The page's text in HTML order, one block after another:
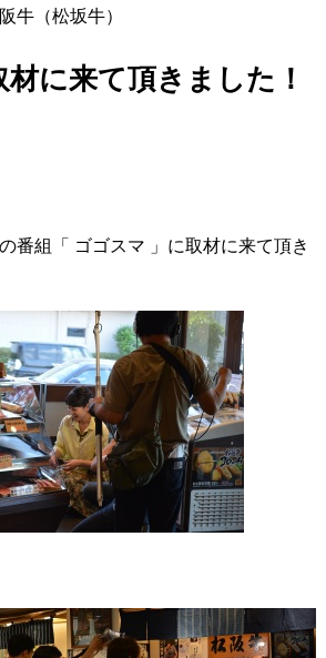
牛（松坂牛）
に来て頂きました！
番組「 ゴゴスマ 」に取材に来て頂き